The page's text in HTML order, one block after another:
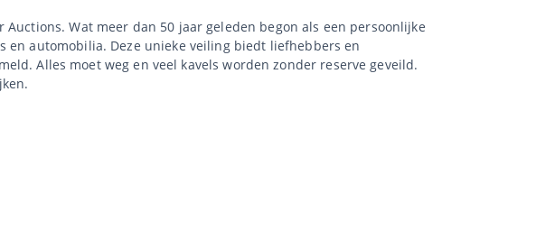
Wat meer dan 50 jaar geleden begon als een persoonlijke
en automobilia. Deze unieke veiling biedt liefhebbers en
Alles moet weg en veel kavels worden zonder reserve geveild.